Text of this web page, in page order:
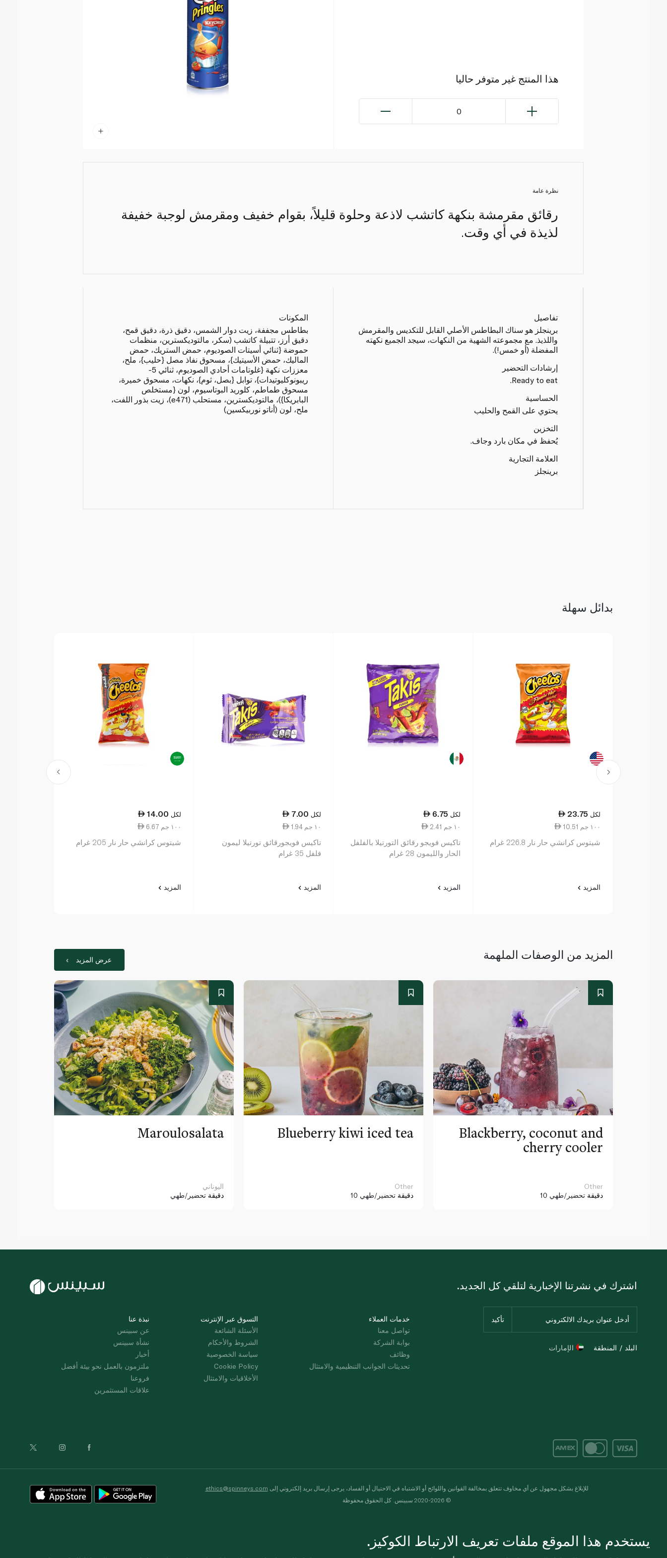
هذا المنتج غير متوفر حاليا
0
نظرة عامة
رقائق مقرمشة بنكهة كاتشب لاذعة وحلوة قليلاً، بقوام خفيف ومقرمش لوجبة خفيفة
لذيذة في أي وقت.
تفاصيل
برينجلز هو سناك البطاطس الأصلي القابل للتكديس والمقرمش
واللذيذ. مع مجموعته الشهية من النكهات، سيجد الجميع نكهته
المفضلة (أو خمس!).
إرشادات التحضير
Ready to eat.
الحساسية
يحتوي على القمح والحليب
التخزين
يُحفظ في مكان بارد وجاف.
العلامة التجارية
برينجلز
المكونات
بطاطس مجففة، زيت دوار الشمس، دقيق ذرة، دقيق قمح،
دقيق أرز، تتبيلة كاتشب (سكر، مالتوديكسترين، منظمات
حموضة {ثنائي أسيتات الصوديوم، حمض الستريك، حمض
الماليك، حمض الأسيتيك}، مسحوق نفاذ مصل {حليب}، ملح،
معززات نكهة {غلوتامات أحادي الصوديوم، ثنائي 5-
ريبونوكليوتيدات}، توابل {بصل، ثوم}، نكهات، مسحوق خميرة،
مسحوق طماطم، كلوريد البوتاسيوم، لون {مستخلص
البابريكا})، مالتوديكسترين، مستحلب (e471)، زيت بذور اللفت،
ملح، لون (أناتو نوربيكسين)
بدائل سهلة
23.75 لكل
10.51 ١٠٠ جم
شيتوس كرانشي حار نار 226.8 غرام
المزيد
6.75 لكل
2.41 ١٠ جم
تاكيس فويجو رقائق التورتيلا بالفلفل
الحار والليمون 28 غرام
المزيد
7.00 لكل
1.94 ١٠ جم
تاكيس فويجورقائق تورتيلا ليمون
فلفل 35 غرام
المزيد
14.00 لكل
6.67 ١٠٠ جم
شيتوس كرانشي حار نار 205 غرام
المزيد
المزيد من الوصفات الملهمة عرض المزيد
Maroulosalata
اليوناني
دقيقة تحضير/طهي
Blueberry kiwi iced tea
Other
10 دقيقة تحضير/طهي
Blackberry, coconut and
cherry cooler
Other
10 دقيقة تحضير/طهي
نبذة عنا
عن سبينس
نشأة سبينس
أخبار
ملتزمون بالعمل نحو بيئة أفضل
فروعنا
علاقات المستثمرين
التسوق عبر الإنترنت
الأسئلة الشائعة
الشروط والأحكام
سياسة الخصوصية
Cookie Policy
الأخلاقيات والامتثال
خدمات العملاء
تواصل معنا
بوابة الشركة
وظائف
تحديثات الجوانب التنظيمية والامتثال
اشترك في نشرتنا الإخبارية لتلقي كل الجديد.
البلد / المنطقة الإمارات
للإبلاغ بشكل مجهول عن أي مخاوف تتعلق بمخالفة القوانين واللوائح أو الاشتباه في الاحتيال أو الفساد، يرجى إرسال بريد إلكتروني إلى ethics@spinneys.com
© 2020-2026 سبينس. كل الحقوق محفوظة
يستخدم هذا الموقع ملفات تعريف الارتباط الكوكيز.